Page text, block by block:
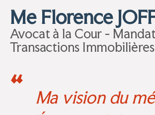
Me Florence
Avocat à la Cour -
Transactions Immobilières
“
Ma vision du